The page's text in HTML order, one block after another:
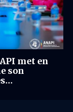
met en
son